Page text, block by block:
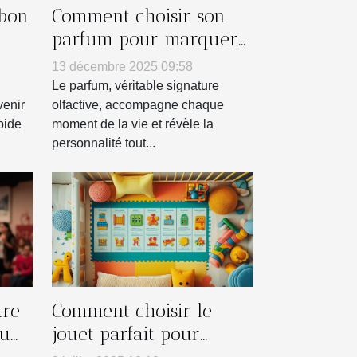
Comment choisir son
parfum pour marquer
chaque saison ?
13 décembre 2025 09:58
Le parfum, véritable signature
olfactive, accompagne chaque
moment de la vie et révèle la
personnalité tout...
Comment choisir le
jouet parfait pour